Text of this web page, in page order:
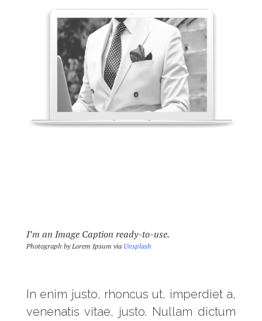
I’m an Image Caption ready-to-use.
Photograph by Lorem Ipsum via Unsplash
In enim justo, rhoncus ut, imperdiet a,
venenatis vitae, justo. Nullam dictum